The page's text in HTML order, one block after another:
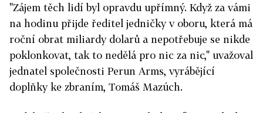
"Zájem těch lidí byl opravdu upřímný. Když za vámi
na hodinu přijde ředitel jedničky v oboru, která má
roční obrat miliardy dolarů a nepotřebuje se nikde
poklonkovat, tak to nedělá pro nic za nic," uvažoval
jednatel společnosti Perun Arms, vyrábějící
doplňky ke zbraním, Tomáš Mazúch.